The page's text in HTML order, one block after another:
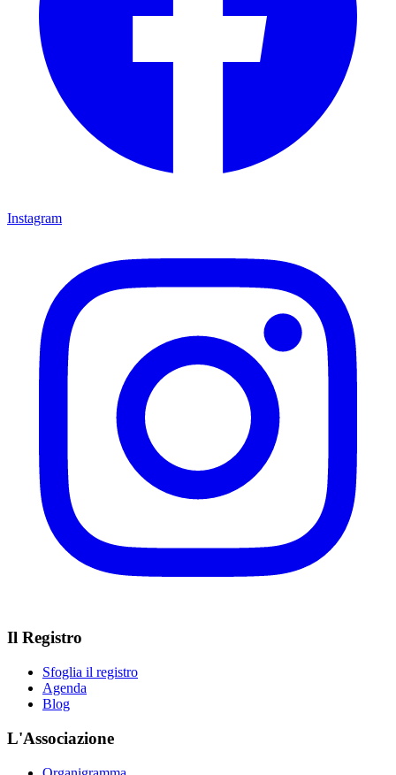
Instagram
Il Registro
Sfoglia il registro
Agenda
Blog
L'Associazione